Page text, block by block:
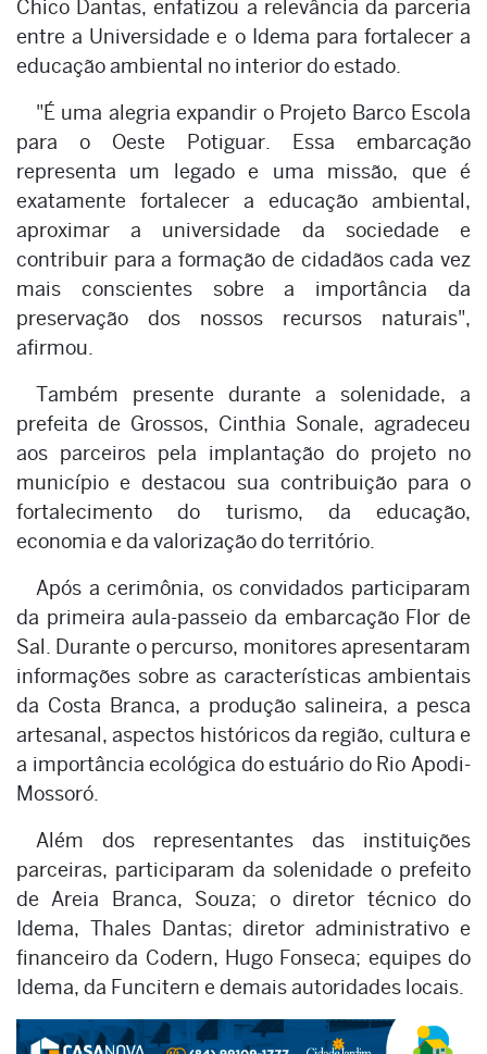
Chico Dantas, enfatizou a relevância da parceria
entre a Universidade e o Idema para fortalecer a
educação ambiental no interior do estado.
"É uma alegria expandir o Projeto Barco Escola
para o Oeste Potiguar. Essa embarcação
representa um legado e uma missão, que é
exatamente fortalecer a educação ambiental,
aproximar a universidade da sociedade e
contribuir para a formação de cidadãos cada vez
mais conscientes sobre a importância da
preservação dos nossos recursos naturais",
afirmou.
Também presente durante a solenidade, a
prefeita de Grossos, Cinthia Sonale, agradeceu
aos parceiros pela implantação do projeto no
município e destacou sua contribuição para o
fortalecimento do turismo, da educação,
economia e da valorização do território.
Após a cerimônia, os convidados participaram
da primeira aula-passeio da embarcação Flor de
Sal. Durante o percurso, monitores apresentaram
informações sobre as características ambientais
da Costa Branca, a produção salineira, a pesca
artesanal, aspectos históricos da região, cultura e
a importância ecológica do estuário do Rio Apodi-
Mossoró.
Além dos representantes das instituições
parceiras, participaram da solenidade o prefeito
de Areia Branca, Souza; o diretor técnico do
Idema, Thales Dantas; diretor administrativo e
financeiro da Codern, Hugo Fonseca; equipes do
Idema, da Funcitern e demais autoridades locais.